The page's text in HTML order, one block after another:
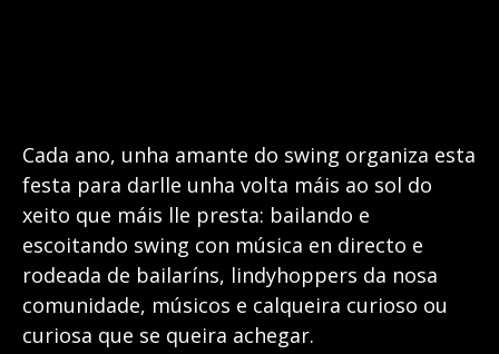
Cada ano, unha amante do swing organiza esta
festa para darlle unha volta máis ao sol do
xeito que máis lle presta: bailando e
escoitando swing con música en directo e
rodeada de bailaríns, lindyhoppers da nosa
comunidade, músicos e calqueira curioso ou
curiosa que se queira achegar.